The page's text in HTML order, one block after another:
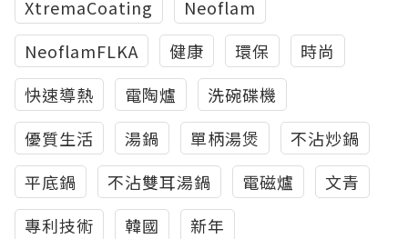
XtremaCoating
Neoflam
NeoflamFLKA
健康 環保
時尚
快速導熱
電陶爐
洗碗碟機
優質生活
湯鍋 單柄湯煲
不沾炒鍋
平底鍋
不沾雙耳湯鍋 電磁爐
文青
專利技術
韓國 新年